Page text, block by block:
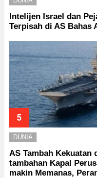
Intelijen Israel dan
Terpisah di AS Bahas
DUNIA
AS Tambah Kekuatan
tambahan Kapal
makin Memanas,